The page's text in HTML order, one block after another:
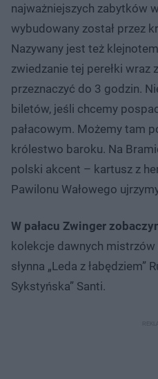
najważniejszych zabytków
wybudowany został przez
Nazywany jest też
zwiedzanie tej perełki wraz
przeznaczyć do 3 godzin.
biletów, jeśli chcemy
pałacowym. Możemy tam
królestwo baroku. Na
polski akcent – kartusz z
Pawilonu Wałowego
W pałacu Zwinger
kolekcje dawnych
słynna „Leda z łabędziem”
Sykstyńska” Santi.